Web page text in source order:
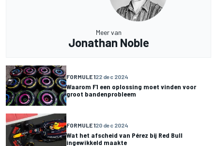
Meer van
Jonathan Noble
FORMULE 122 dec 2024
Waarom F1 een oplossing moet vinden voor
groot bandenprobleem
FORMULE 120 dec 2024
Wat het afscheid van Pérez bij Red Bull
ingewikkeld maakte